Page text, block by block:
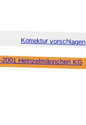
Korrektur vor­schlagen
2001 Heinzel­männchen KG